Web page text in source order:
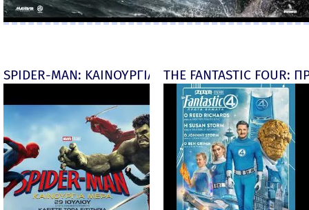
SPIDER-MAN: ΚΑΙΝΟΥΡΓΙΑ ΜΕΡΑ (Spider-Man:
THE FANTASTIC